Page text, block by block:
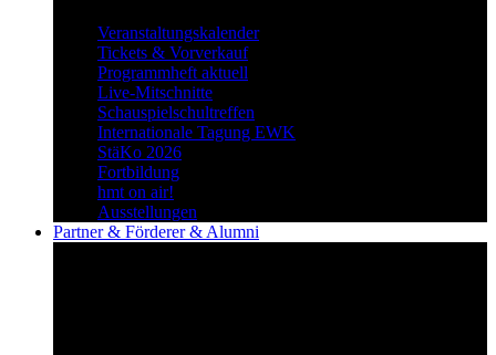
Veranstaltungskalender
Tickets & Vorverkauf
Programmheft aktuell
Live-Mitschnitte
Schauspielschultreffen
Internationale Tagung EWK
StäKo 2026
Fortbildung
hmt on air!
Ausstellungen
Partner & Förderer & Alumni